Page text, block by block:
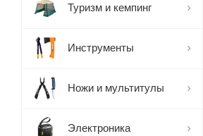
Туризм и кемпинг
Инструменты
Ножи и мультитулы
Электроника